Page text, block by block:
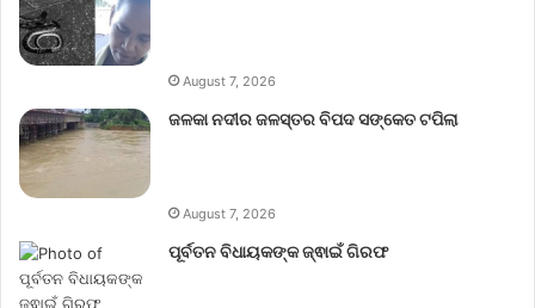
August 7, 2026
ଜଳକା ନଦୀର ଜଳସ୍ତର ବିପଦ ସଙ୍କେତ ଟପିଲା
August 7, 2026
ପୂର୍ବତନ ବିଧାୟକଙ୍କ ଜ୍ଵାଇଁ ଗିରଫ